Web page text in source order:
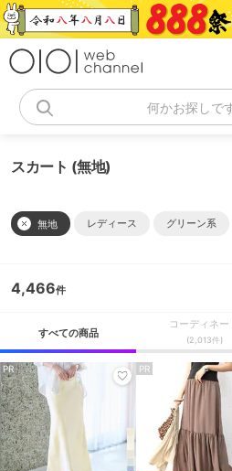
コ
ン
何かお探しで
スカート (無地)
無地 レディース グリーン系
4,466
すべての商品
コーディネー
(2,013件)
PR PR